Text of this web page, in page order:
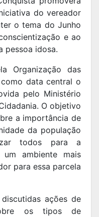
do vereador
o tema do Junho
e ao
pessoa idosa.
Organização das
data central o
pelo Ministério
O objetivo
a importância de
da população
todos para a
um ambiente mais
para essa parcela
ações de
os tipos de